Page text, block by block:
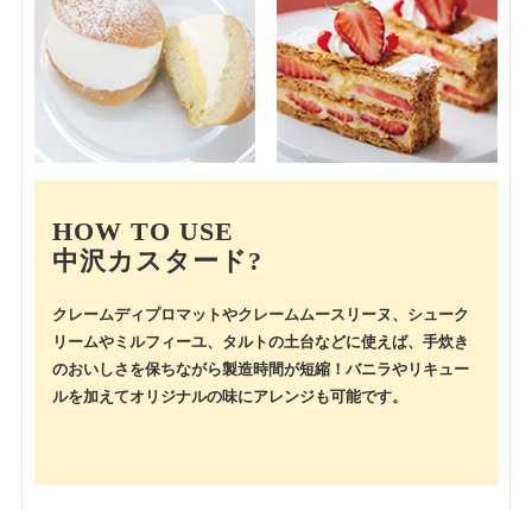
HOW TO USE
中沢カスタード?
クレームディプロマットやクレームムースリーヌ、 シューク
リームやミルフィーユ、タルトの土台などに使えば、手炊き
のおいしさを保ちながら製造時間が短縮！ バニラやリキュー
ルを加えてオリジナルの味にアレンジも可能です。